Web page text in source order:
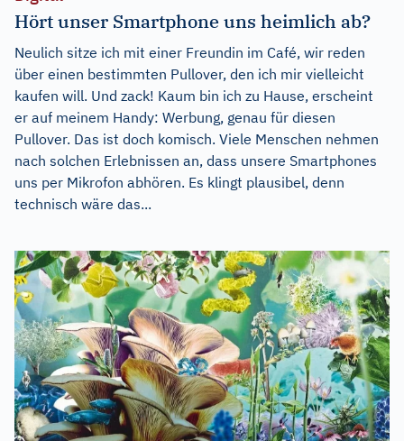
Hört unser Smartphone uns heimlich ab?
Neulich sitze ich mit einer Freundin im Café, wir reden
über einen bestimmten Pullover, den ich mir vielleicht
kaufen will. Und zack! Kaum bin ich zu Hause, erscheint
er auf meinem Handy: Werbung, genau für diesen
Pullover. Das ist doch komisch. Viele Menschen nehmen
nach solchen Erlebnissen an, dass unsere Smartphones
uns per Mikrofon abhören. Es klingt plausibel, denn
technisch wäre das...